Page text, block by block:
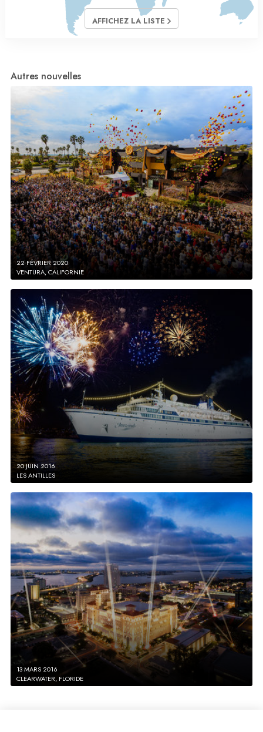
AFFICHEZ LA LISTE
Autres nouvelles
22 FÉVRIER 2020
VENTURA, CALIFORNIE
20 JUIN 2016
LES ANTILLES
13 MARS 2016
CLEARWATER, FLORIDE